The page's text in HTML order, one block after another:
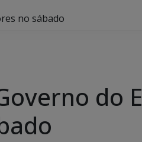
no sábado
do